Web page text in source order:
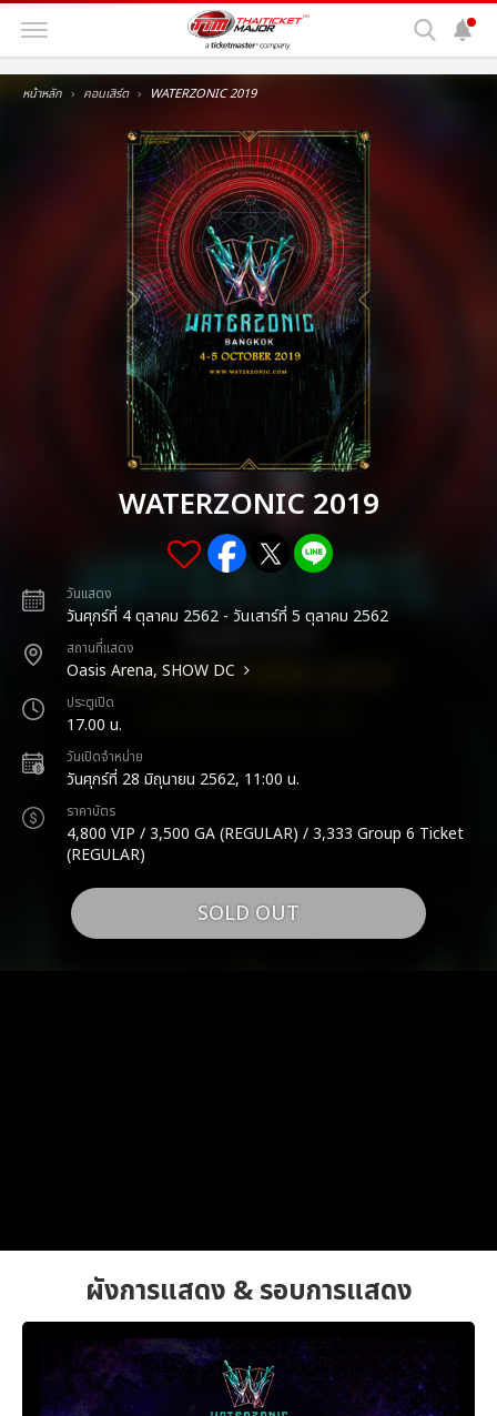
หน้าหลัก คอนเสิร์ต WATERZONIC 2019
WATERZONIC 2019
วันแสดง
วันศุกร์ที่ 4 ตุลาคม 2562 - วันเสาร์ที่ 5 ตุลาคม 2562
สถานที่แสดง
Oasis Arena, SHOW DC
ประตูเปิด
17.00 น.
วันเปิดจำหน่าย
วันศุกร์ที่ 28 มิถุนายน 2562, 11:00 น.
ราคาบัตร
4,800 VIP / 3,500 GA (REGULAR) / 3,333 Group 6 Ticket
(REGULAR)
SOLD OUT
ผังการแสดง & รอบการแสดง